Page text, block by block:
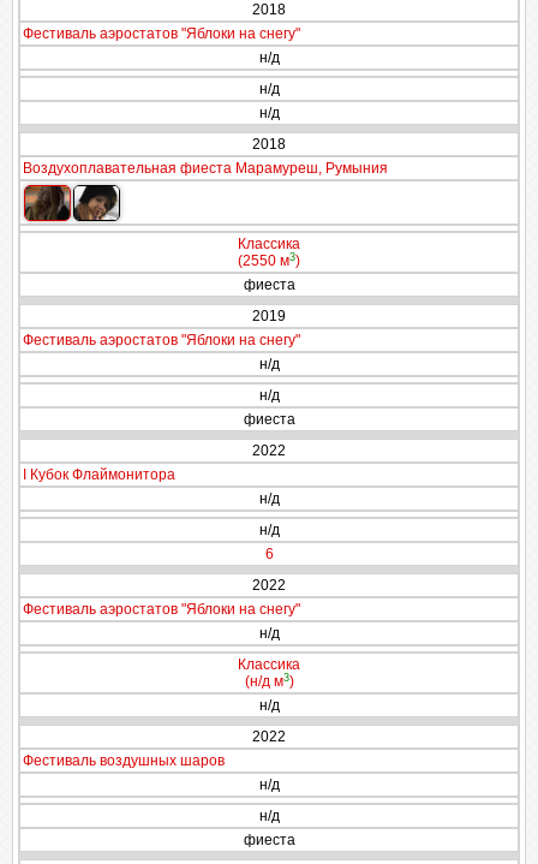
2018
Фестиваль аэростатов "Яблоки на снегу"
н/д
н/д
н/д
2018
Воздухоплавательная фиеста Марамуреш, Румыния
Классика
(2550 м3)
фиеста
2019
Фестиваль аэростатов "Яблоки на снегу"
н/д
н/д
фиеста
2022
I Кубок Флаймонитора
н/д
н/д
6
2022
Фестиваль аэростатов "Яблоки на снегу"
н/д
Классика
(н/д м3)
н/д
2022
Фестиваль воздушных шаров
н/д
н/д
фиеста